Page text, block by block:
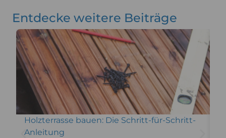
Entdecke weitere Beiträge
Holzterrasse bauen: Die Schritt-für-Schritt-
Anleitung